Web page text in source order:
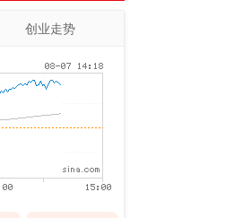
创业走势